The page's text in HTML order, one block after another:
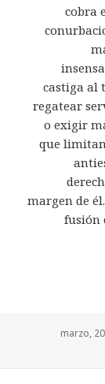
cobra
castiga al
regatear
o exigir
que
margen de
fusión